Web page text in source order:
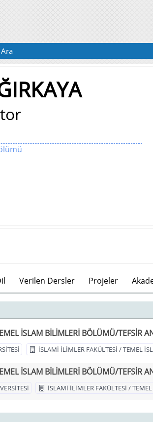
Verilen Dersler Projeler
İSLAM BİLİMLERİ BÖLÜMÜ/TEFSİR
İSLAMİ İLİMLER FAKÜLTESİ / TEMEL
İSLAM BİLİMLERİ BÖLÜMÜ/TEFSİR
İSLAMİ İLİMLER FAKÜLTESİ /